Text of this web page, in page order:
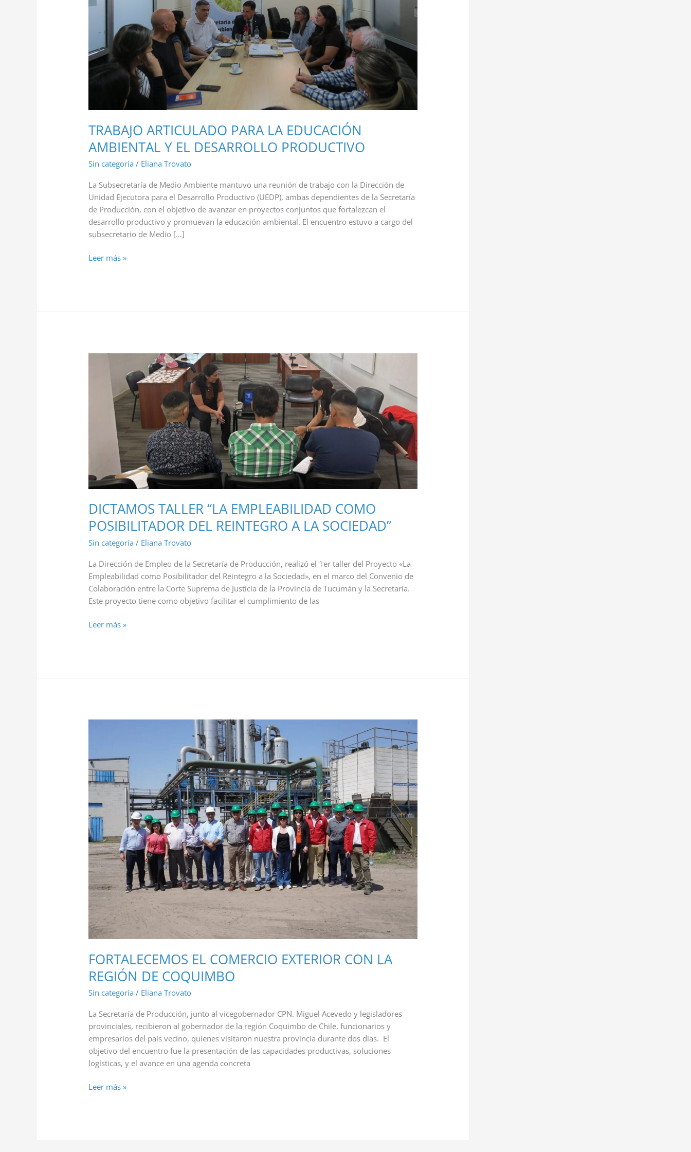
TRABAJO ARTICULADO PARA LA EDUCACIÓN
AMBIENTAL Y EL DESARROLLO PRODUCTIVO
Sin categoría / Eliana Trovato
La Subsecretaría de Medio Ambiente mantuvo una reunión de trabajo con la Dirección de
Unidad Ejecutora para el Desarrollo Productivo (UEDP), ambas dependientes de la Secretaría
de Producción, con el objetivo de avanzar en proyectos conjuntos que fortalezcan el
desarrollo productivo y promuevan la educación ambiental. El encuentro estuvo a cargo del
subsecretario de Medio […]
LA
AMBIENTAL
EL
DESARROLLO
PRODUCTIVO
Leer más »
DICTAMOS TALLER “LA EMPLEABILIDAD COMO
POSIBILITADOR DEL REINTEGRO A LA SOCIEDAD”
Sin categoría / Eliana Trovato
La Dirección de Empleo de la Secretaría de Producción, realizó el 1er taller del Proyecto «La
Empleabilidad como Posibilitador del Reintegro a la Sociedad», en el marco del Convenio de
Colaboración entre la Corte Suprema de Justicia de la Provincia de Tucumán y la Secretaría.
Este proyecto tiene como objetivo facilitar el cumplimiento de las
EMPLEABILIDAD
POSIBILITADOR
REINTEGRO
SOCIEDAD”
Leer más »
FORTALECEMOS EL COMERCIO EXTERIOR CON LA
REGIÓN DE COQUIMBO
Sin categoría / Eliana Trovato
La Secretaría de Producción, junto al vicegobernador CPN. Miguel Acevedo y legisladores
provinciales, recibieron al gobernador de la región Coquimbo de Chile, funcionarios y
empresarios del país vecino, quienes visitaron nuestra provincia durante dos días. El
objetivo del encuentro fue la presentación de las capacidades productivas, soluciones
logísticas, y el avance en una agenda concreta
EXTERIOR
CON
LA
COQUIMBO
Leer más »